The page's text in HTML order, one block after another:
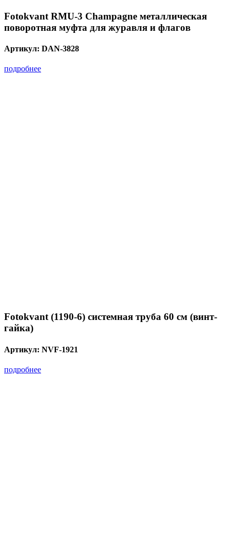
Fotokvant RMU-3 Champagne металлическая
поворотная муфта для журавля и флагов
Артикул: DAN-3828
подробнее
Fotokvant (1190-6) системная труба 60 см (винт-
гайка)
Артикул: NVF-1921
подробнее